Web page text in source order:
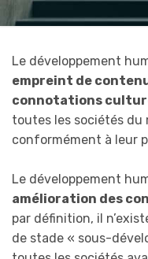
Le développement
empreint de
connotations
toutes les sociétés du
conformément à leur
Le développement
amélioration des
par définition, il
de stade « sous-